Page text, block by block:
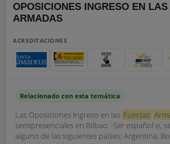
OPOSICIONES INGRESO EN
ARMADAS
ACREDITACIONES
Relacionado con esta temática
Las Oposiciones Ingreso en las Fuerzas
semipresenciales en Bilbao. -Ser español o,
alguno de las siguientes países: Argentina,